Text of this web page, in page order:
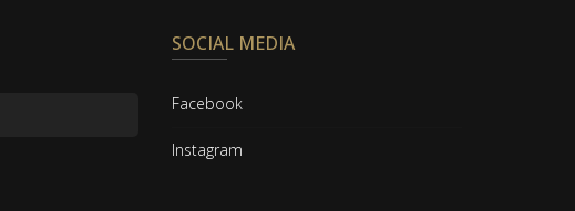
SOCIAL MEDIA
Facebook
Instagram